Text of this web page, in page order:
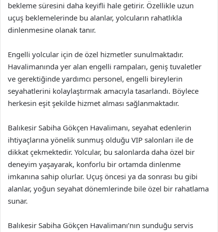
bekleme süresini daha keyifli hale getirir. Özellikle uzun
uçuş beklemelerinde bu alanlar, yolcuların rahatlıkla
dinlenmesine olanak tanır.
Engelli yolcular için de özel hizmetler sunulmaktadır.
Havalimanında yer alan engelli rampaları, geniş tuvaletler
ve gerektiğinde yardımcı personel, engelli bireylerin
seyahatlerini kolaylaştırmak amacıyla tasarlandı. Böylece
herkesin eşit şekilde hizmet alması sağlanmaktadır.
Balıkesir Sabiha Gökçen Havalimanı, seyahat edenlerin
ihtiyaçlarına yönelik sunmuş olduğu VIP salonları ile de
dikkat çekmektedir. Yolcular, bu salonlarda daha özel bir
deneyim yaşayarak, konforlu bir ortamda dinlenme
imkanına sahip olurlar. Uçuş öncesi ya da sonrası bu gibi
alanlar, yoğun seyahat dönemlerinde bile özel bir rahatlama
sunar.
Balıkesir Sabiha Gökçen Havalimanı’nın sunduğu servis